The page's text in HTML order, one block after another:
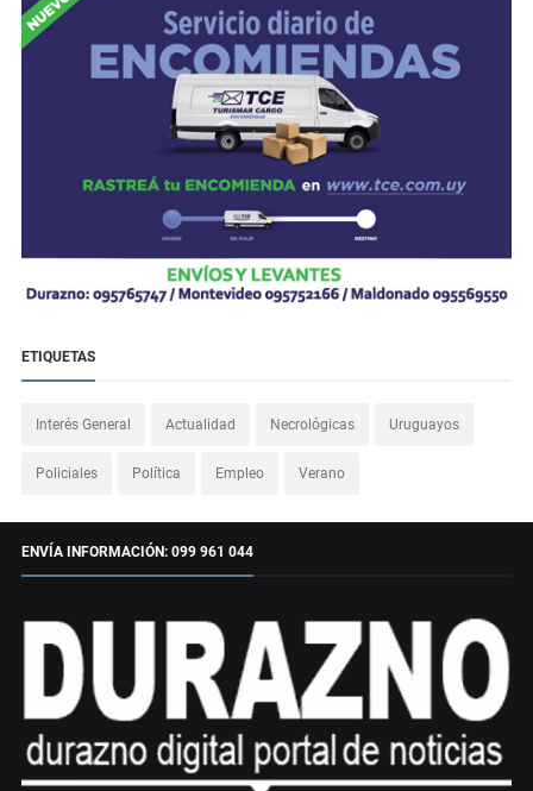
ETIQUETAS
Interés General Actualidad Necrológicas Uruguayos
Policiales Política Empleo Verano
ENVÍA INFORMACIÓN: 099 961 044